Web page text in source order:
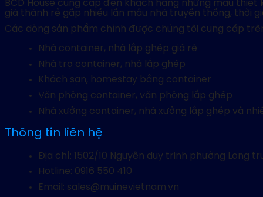
BCD House cung cấp đến khách hàng những mẫu
giá thành rẻ gấp nhiều lần mẫu nhà truyền thống, thời
Các dòng sản phẩm chính được chúng tôi cung cấp
Nhà container, nhà lắp ghép giá rẻ
Nhà trọ container, nhà lắp ghép
Khách sạn, homestay bằng container
Văn phòng container, văn phòng lắp ghép
Nhà xưởng container, nhà xưởng lắp ghép và
Thông tin liên hệ
Địa chỉ: 1502/10 Nguyễn duy trinh phường Long
Hotline: 0916 550 410
Email: sales@muinevietnam.vn